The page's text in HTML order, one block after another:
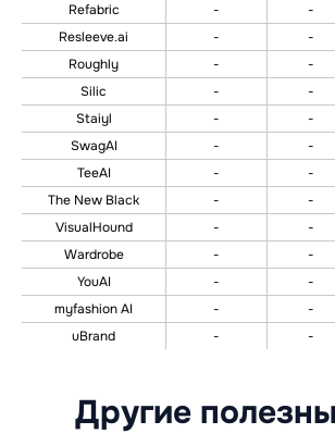
Refabric
- -
Resleeve.ai
- -
Roughly
- -
Silic
- -
Staiyl
- -
SwagAI
- -
TeeAI
- -
The New Black
- -
VisualHound
- -
Wardrobe
- -
YouAI
- -
myfashion AI
- -
uBrand
- -
Другие